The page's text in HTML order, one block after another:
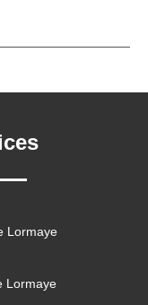
Lormaye
Lormaye